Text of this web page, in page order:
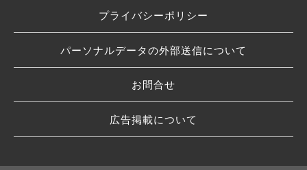
プライバシーポリシー
パーソナルデータの外部送信について
お問合せ
広告掲載について